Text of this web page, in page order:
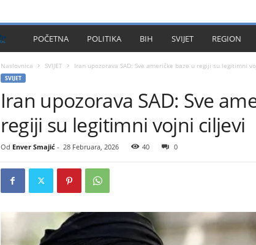
I
l
u
POČETNA POLITIKA BIH SVIJET REGION
Naslovnica SVIJET Iran upozorava SAD: Sve američke baze u regiji su legitimni
SVIJET
Iran upozorava SAD: Sve
regiji su legitimni vojni ciljevi
Od Enver Smajić- 28 Februara, 2026 40 0